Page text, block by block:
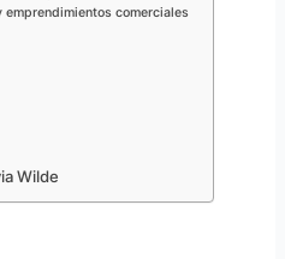
emprendimientos comerciales
Wilde